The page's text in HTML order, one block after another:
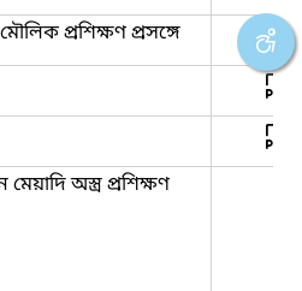
প্রশিক্ষণ প্রসঙ্গে
অস্ত্র প্রশিক্ষণ